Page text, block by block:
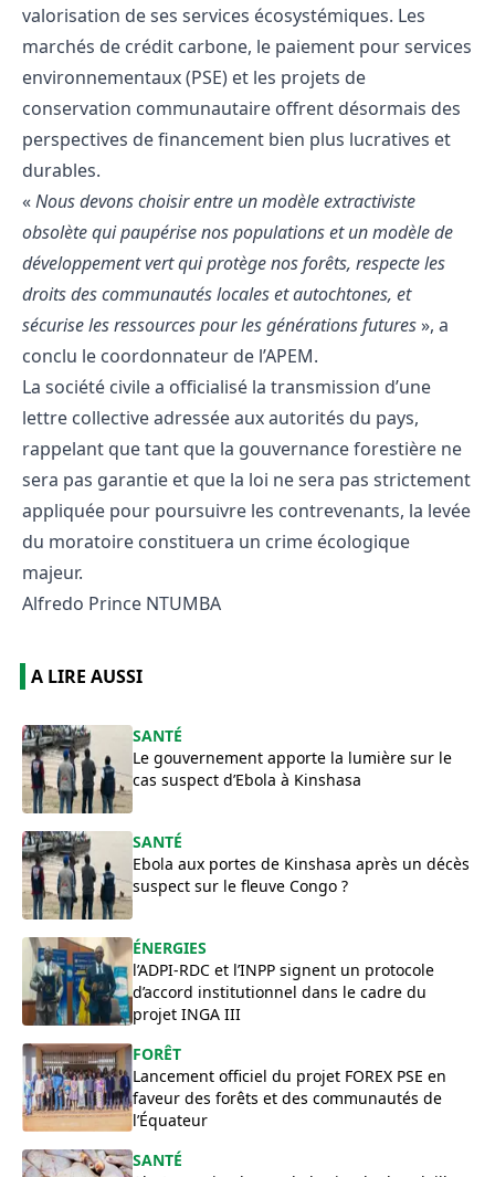
valorisation de ses services écosystémiques. Les
marchés de crédit carbone, le paiement pour services
environnementaux (PSE) et les projets de
conservation communautaire offrent désormais des
perspectives de financement bien plus lucratives et
durables.
«Nous devons choisir entre un modèle extractiviste
obsolète qui paupérise nos populations et un modèle de
développement vert qui protège nos forêts, respecte les
droits des communautés locales et autochtones, et
sécurise les ressources pour les générations futures», a
conclu le coordonnateur de l’APEM.
La société civile a officialisé la transmission d’une
lettre collective adressée aux autorités du pays,
rappelant que tant que la gouvernance forestière ne
sera pas garantie et que la loi ne sera pas strictement
appliquée pour poursuivre les contrevenants, la levée
du moratoire constituera un crime écologique
majeur.
Alfredo Prince NTUMBA
A LIRE AUSSI
SANTÉ
Le gouvernement apporte la lumière sur le
cas suspect d’Ebola à Kinshasa
SANTÉ
Ebola aux portes de Kinshasa après un décès
suspect sur le fleuve Congo ?
ÉNERGIES
l’ADPI-RDC et l’INPP signent un protocole
d’accord institutionnel dans le cadre du
projet INGA III
FORÊT
Lancement officiel du projet FOREX PSE en
faveur des forêts et des communautés de
l’Équateur
SANTÉ